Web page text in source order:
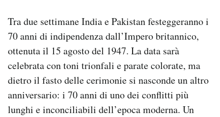
CALENDARIO
AREA PERSONALE
Area Personale
Newsletter
Tra due settimane India e Pakistan festeggeranno i
70 anni di indipendenza dall’Impero britannico,
ottenuta il 15 agosto del 1947. La data sarà
celebrata con toni trionfali e parate colorate, ma
dietro il fasto delle cerimonie si nasconde un altro
anniversario: i 70 anni di uno dei conflitti più
lunghi e inconciliabili dell’epoca moderna. Un